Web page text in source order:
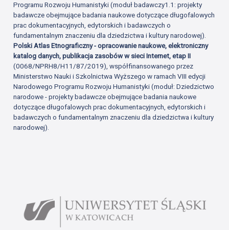
Programu Rozwoju Humanistyki (moduł badawczy1.1: projekty
badawcze obejmujące badania naukowe dotyczące długofalowych
prac dokumentacyjnych, edytorskich i badawczych o
fundamentalnym znaczeniu dla dziedzictwa i kultury narodowej).
Polski Atlas Etnograficzny - opracowanie naukowe, elektroniczny
katalog danych, publikacja zasobów w sieci Internet, etap II
(0068/NPRH8/H11/87/2019), współfinansowanego przez
Ministerstwo Nauki i Szkolnictwa Wyższego w ramach VIII edycji
Narodowego Programu Rozwoju Humanistyki (moduł: Dziedzictwo
narodowe - projekty badawcze obejmujące badania naukowe
dotyczące długofalowych prac dokumentacyjnych, edytorskich i
badawczych o fundamentalnym znaczeniu dla dziedzictwa i kultury
narodowej).